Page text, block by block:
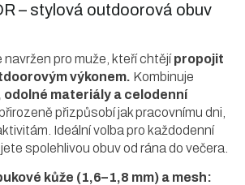
– stylová outdoorová obuv
pro muže, kteří chtějípropojit
výkonem. Kombinuje
materiály a celodenní
přizpůsobí jak pracovnímu dni,
Ideální volba pro každodenní
spolehlivou obuv od rána do večera.
kůže (1,6–1,8 mm) a mesh: